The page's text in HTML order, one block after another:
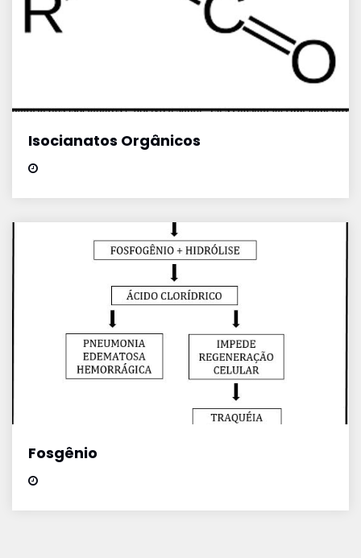
Isocianatos Orgânicos
Fosgênio